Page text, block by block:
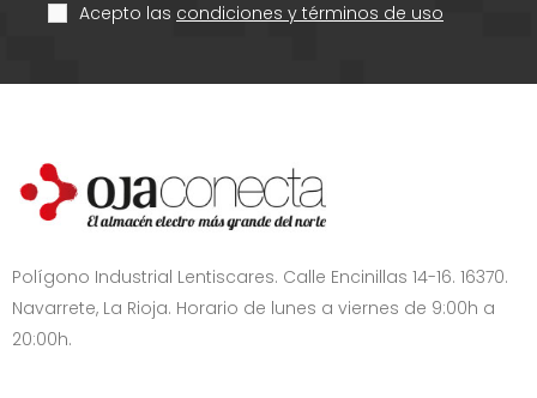
Acepto las condiciones y términos de uso
Polígono Industrial Lentiscares. Calle Encinillas 14-16. 16370.
Navarrete, La Rioja. Horario de lunes a viernes de 9:00h a
20:00h.